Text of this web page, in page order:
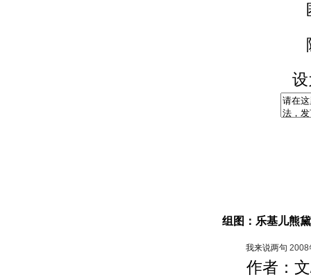
组图：乐基儿熊
我来说两句 2008
作者：